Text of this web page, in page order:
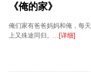
《俺的家》
俺们家有爸爸妈妈和俺，每
上又殊途同归。... [详细]